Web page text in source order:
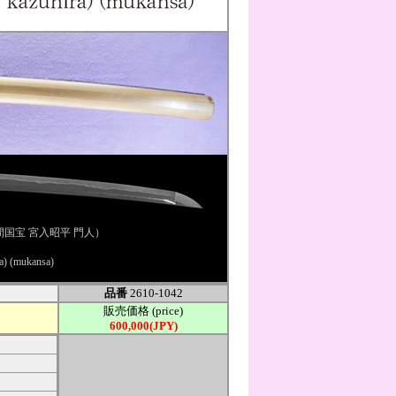
宝 宮入昭平 門人）
(mukansa)
品番2610-1042
販売価格 (price)
600,000(JPY)